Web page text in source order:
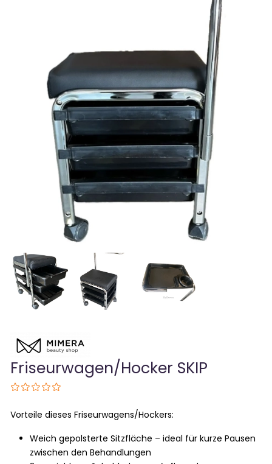
Friseurwagen/Hocker SKIP
Vorteile dieses Friseurwagens/Hockers:
Weich gepolsterte Sitzfläche – ideal für kurze Pausen
zwischen den Behandlungen